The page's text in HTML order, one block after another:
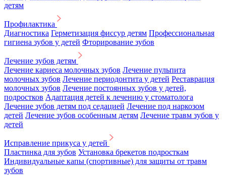
детям
Профилактика
Диагностика Герметизация фиссур детям Профессиональная
гигиена зубов у детей Фторирование зубов
Лечение зубов детям
Лечение кариеса молочных зубов Лечение пульпита
молочных зубов Лечение периодонтита у детей Реставрация
молочных зубов Лечение постоянных зубов у детей,
подростков Адаптация детей к лечению у стоматолога
Лечение зубов детям под седацией Лечение под наркозом
детей Лечение зубов особенным детям Лечение травм зубов у
детей
Исправление прикуса у детей
Пластинка для зубов Установка брекетов подросткам
Индивидуальные капы (спортивные) для защиты от травм
зубов